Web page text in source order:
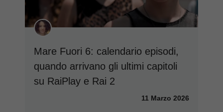
Mare Fuori 6: calendario episodi,
quando arrivano gli ultimi capitoli
su RaiPlay e Rai 2
11 Marzo 2026